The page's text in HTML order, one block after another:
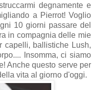
degnamente e
a Pierrot! Voglio
10 giorni passare del
in compagnia delle mie
capelli, ballistiche Lush,
Insomma, ci siamo
Anche questo serve per
vita al giorno d'oggi.